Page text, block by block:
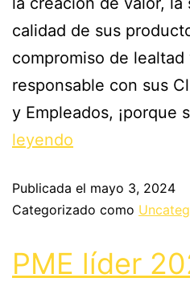
calidad de sus
compromiso de
responsable con sus
y Empleados, ¡porque
leyendo
Publicada el mayo 3, 2024
Categorizado como
PME líder